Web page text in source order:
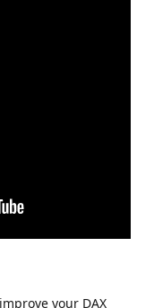
your DAX